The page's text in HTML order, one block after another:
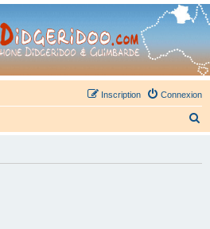
- retrouvez la communauté.
Connexion
Inscription